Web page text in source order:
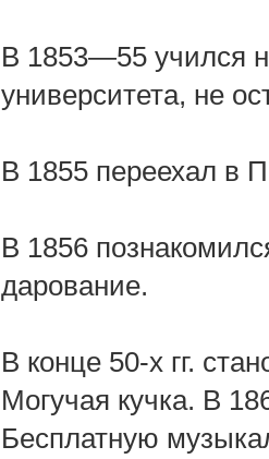
В 1853—55 учился
университета, не
В 1855 переехал в
В 1856
дарование.
В конце 50-х гг.
Могучая кучка. В
Бесплатную